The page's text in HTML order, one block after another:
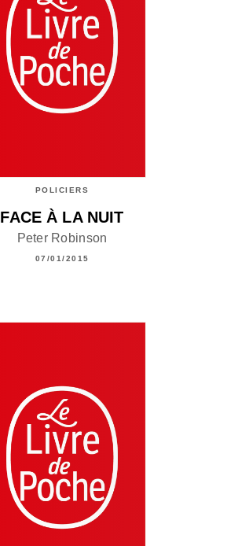
POLICIERS
FACE À LA NUIT
Peter Robinson
07/01/2015